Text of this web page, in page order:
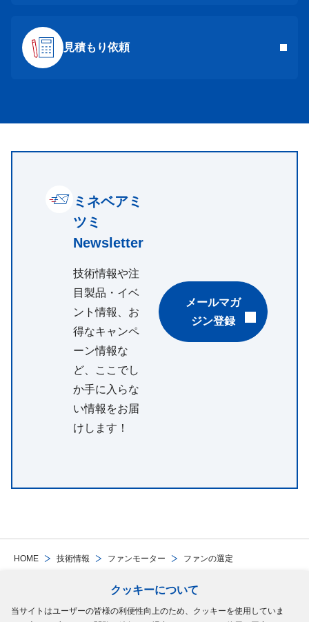
クッキーについて
当サイトはユーザーの皆様の利便性向上のため、クッキーを使用していま
HOME 技術情報 ファンモーター ファンの選定
見積もり依頼
ミネベアミ
ツミ
Newsletter
技術情報や注
目製品・イベ
ント情報、お
得なキャンペ
ーン情報な
ど、ここでし
か手に入らな
い情報をお届
けします！
メールマガ
ジン登録